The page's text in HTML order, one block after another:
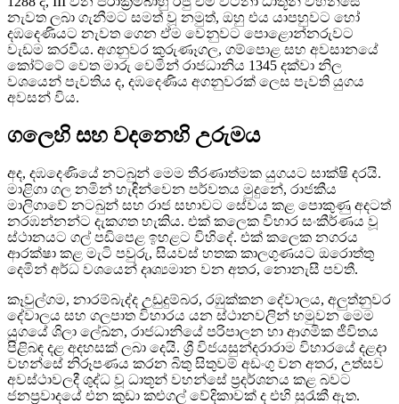
නැවත ලබා ගැනීමට සමත් වූ නමුත්, ඔහු එය යාපහුවට හෝ
දඹදෙණියට නැවත ගෙන ඒම වෙනුවට පොළොන්නරුවට
වැඩම කරවීය. අගනුවර කුරුණෑගල, ගම්පොළ සහ අවසානයේ
කෝට්ටේ වෙත මාරු වෙමින් රාජධානිය 1345 දක්වා නිල
වශයෙන් පැවතිය ද, දඹදෙණිය අගනුවරක් ලෙස පැවති යුගය
අවසන් විය.
ගලෙහි සහ වදනෙහි උරුමය
අද, දඹදෙණියේ නටබුන් මෙම තීරණාත්මක යුගයට සාක්ෂි දරයි.
මාළිගා ගල නමින් හැඳින්වෙන පර්වතය මුදුනේ, රාජකීය
මාලිගාවේ නටබුන් සහ රාජ සභාවට සේවය කළ පොකුණු අදටත්
නරඹන්නන්ට දැකගත හැකිය. එක් කලෙක විහාර සංකීර්ණය වූ
ස්ථානයට ගල් පඩිපෙළ ඉහළට විහිදේ. එක් කලෙක නගරය
ආරක්ෂා කළ මැටි පවුරු, සියවස් හතක කාලගුණයට ඔරොත්තු
දෙමින් අර්ධ වශයෙන් දෘශ්‍යමාන වන අතර, නොනැසී පවතී.
කෑවුල්ගම, නාරම්බැද්ද උඩුදුම්බර, රඹුක්කන දේවාලය, අලුත්නුවර
දේවාලය සහ ගලපාත විහාරය යන ස්ථානවලින් හමුවන මෙම
යුගයේ ශිලා ලේඛන, රාජධානියේ පරිපාලන හා ආගමික ජීවිතය
පිළිබඳ දළ අදහසක් ලබා දෙයි. ශ්‍රී විජයසුන්දරාරාම විහාරයේ දළදා
වහන්සේ නිරූපණය කරන බිතු සිතුවම් අඩංගු වන අතර, උත්සව
අවස්ථාවලදී ශුද්ධ වූ ධාතූන් වහන්සේ ප්‍රදර්ශනය කළ බවට
ජනප්‍රවාදයේ එන කුඩා කළුගල් වේදිකාවක් ද එහි සුරැකී ඇත.